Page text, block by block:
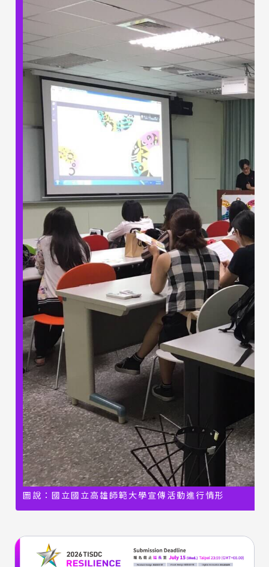
圖說：國立國立高雄師範大學宣傳活動進行情形